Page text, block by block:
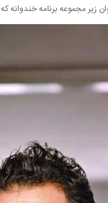
زیر مجموعه برنامه خندوانه